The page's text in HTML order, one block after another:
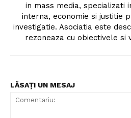
in mass media, specializati
interna, economie si justitie
investigatie. Asociatia este
rezoneaza cu obiectivele si
LĂSAȚI UN MESAJ